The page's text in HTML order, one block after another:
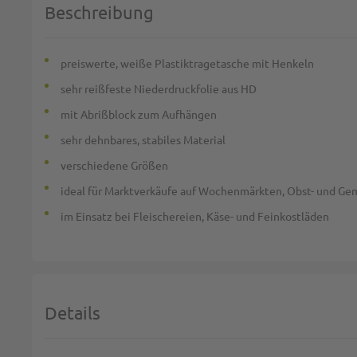
Beschreibung
preiswerte, weiße Plastiktragetasche mit Henkeln
sehr reißfeste Niederdruckfolie aus HD
mit Abrißblock zum Aufhängen
sehr dehnbares, stabiles Material
verschiedene Größen
ideal für Marktverkäufe auf Wochenmärkten, Obst- und
im Einsatz bei Fleischereien, Käse- und Feinkostläden
Details